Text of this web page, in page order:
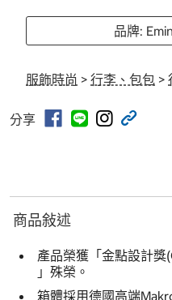
品牌:
服飾時尚 > 行李、包包 >
分享
商品敍述
產品榮獲「金點設計
」殊榮。
箱體採用德國高端